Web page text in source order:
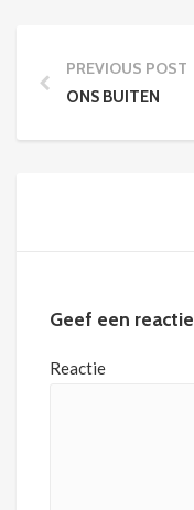
PREVIOUS POST
ONS BUITEN
Geef een reactie
Reactie